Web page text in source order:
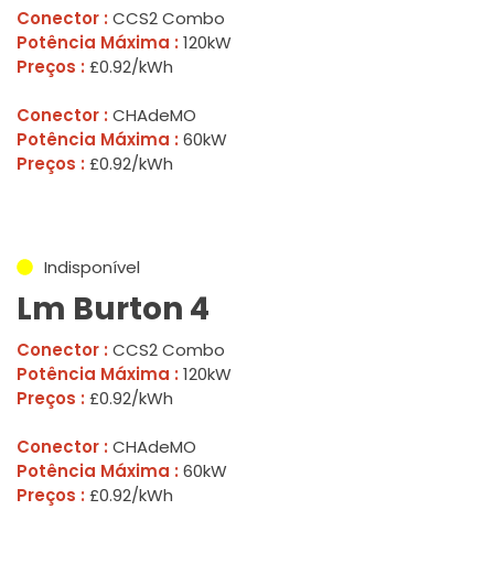
Conector : CCS2 Combo
Potência Máxima : 120kW
Preços : £0.92/kWh
Conector : CHAdeMO
Potência Máxima : 60kW
Preços : £0.92/kWh
Indisponível
Lm Burton 4
Conector : CCS2 Combo
Potência Máxima : 120kW
Preços : £0.92/kWh
Conector : CHAdeMO
Potência Máxima : 60kW
Preços : £0.92/kWh